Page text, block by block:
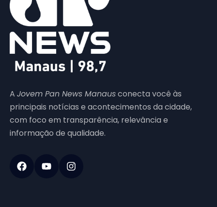
A Jovem Pan News Manausconecta você às
principais notícias e acontecimentos da cidade,
com foco em transparência, relevância e
informação de qualidade.